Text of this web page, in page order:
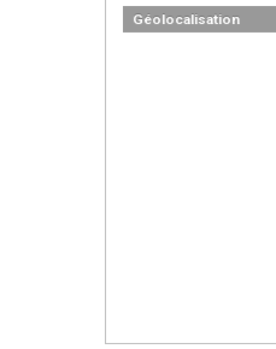
Géolocalisation